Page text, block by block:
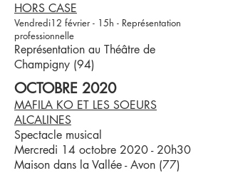
HORS CASE
Vendredi12 février - 15h - Représentation
professionnelle
Représentation au Théâtre de
Champigny (94)
OCTOBRE 2020
MAFILA KO ET LES SOEURS
ALCALINES
Spectacle musical
Mercredi 14 octobre 2020 - 20h30
Maison dans la Vallée - Avon (77)